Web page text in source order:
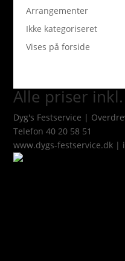
Arrangementer
Ikke kategoriseret
Vises på forside
Alle priser
Dyg's Festservice |
Telefon 40 20 58 51
www.dygs-festservice.dk |